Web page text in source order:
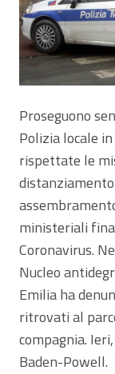
Proseguono
Polizia locale
rispettate le
ministeriali
Coronavirus.
Nucleo
Emilia ha
ritrovati al
compagnia.
Baden-Powell.